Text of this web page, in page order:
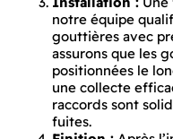
notre équipe
gouttières avec
assurons que les
positionnées le
une collecte
raccords sont
fuites.